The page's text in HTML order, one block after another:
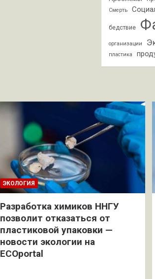
Смерть
бедствие
организации
пластика
ЭКОЛОГИЯ
Разработка химиков ННГУ
позволит отказаться от
пластиковой упаковки —
новости экологии на
ECOportal